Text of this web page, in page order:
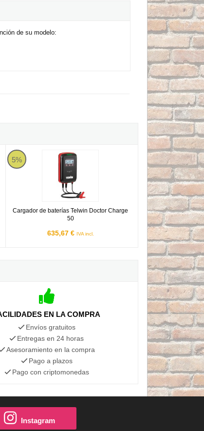
de su modelo:
320 Start
5%
Cargador de baterías Telwin Doctor Charge
50
635,67 € IVA incl.
Cargador de baterías Telwin Doctor Charge 50
EN LA COMPRA
Envíos gratuitos
Entregas en 24 horas
Asesoramiento en la compra
Pago a plazos
Pago con criptomonedas
Instagram